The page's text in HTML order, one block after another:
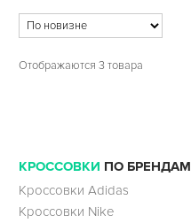
Отображаются 3 товара
КРОССОВКИ ПО БРЕНДАМ
Кроссовки Adidas
Кроссовки Nike